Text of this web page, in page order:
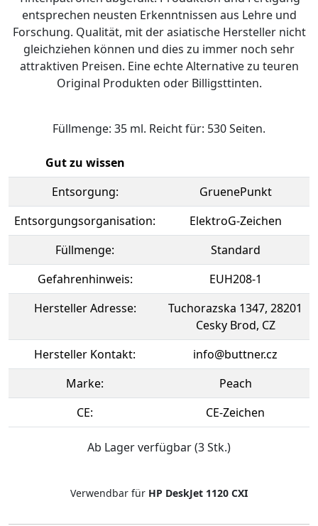
entsprechen neusten Erkenntnissen aus Lehre und
Forschung. Qualität, mit der asiatische Hersteller nicht
gleichziehen können und dies zu immer noch sehr
attraktiven Preisen. Eine echte Alternative zu teuren
Original Produkten oder Billigsttinten.
Füllmenge: 35 ml. Reicht für: 530 Seiten.
Gut zu wissen
Entsorgung:
GruenePunkt
Entsorgungsorganisation:
ElektroG-Zeichen
Füllmenge:
Standard
Gefahrenhinweis:
EUH208-1
Hersteller Adresse:
Tuchorazska 1347, 28201
Cesky Brod, CZ
Hersteller Kontakt:
info@buttner.cz
Marke:
Peach
CE:
CE-Zeichen
Ab Lager verfügbar (3 Stk.)
Verwendbar für HP DeskJet 1120 CXI